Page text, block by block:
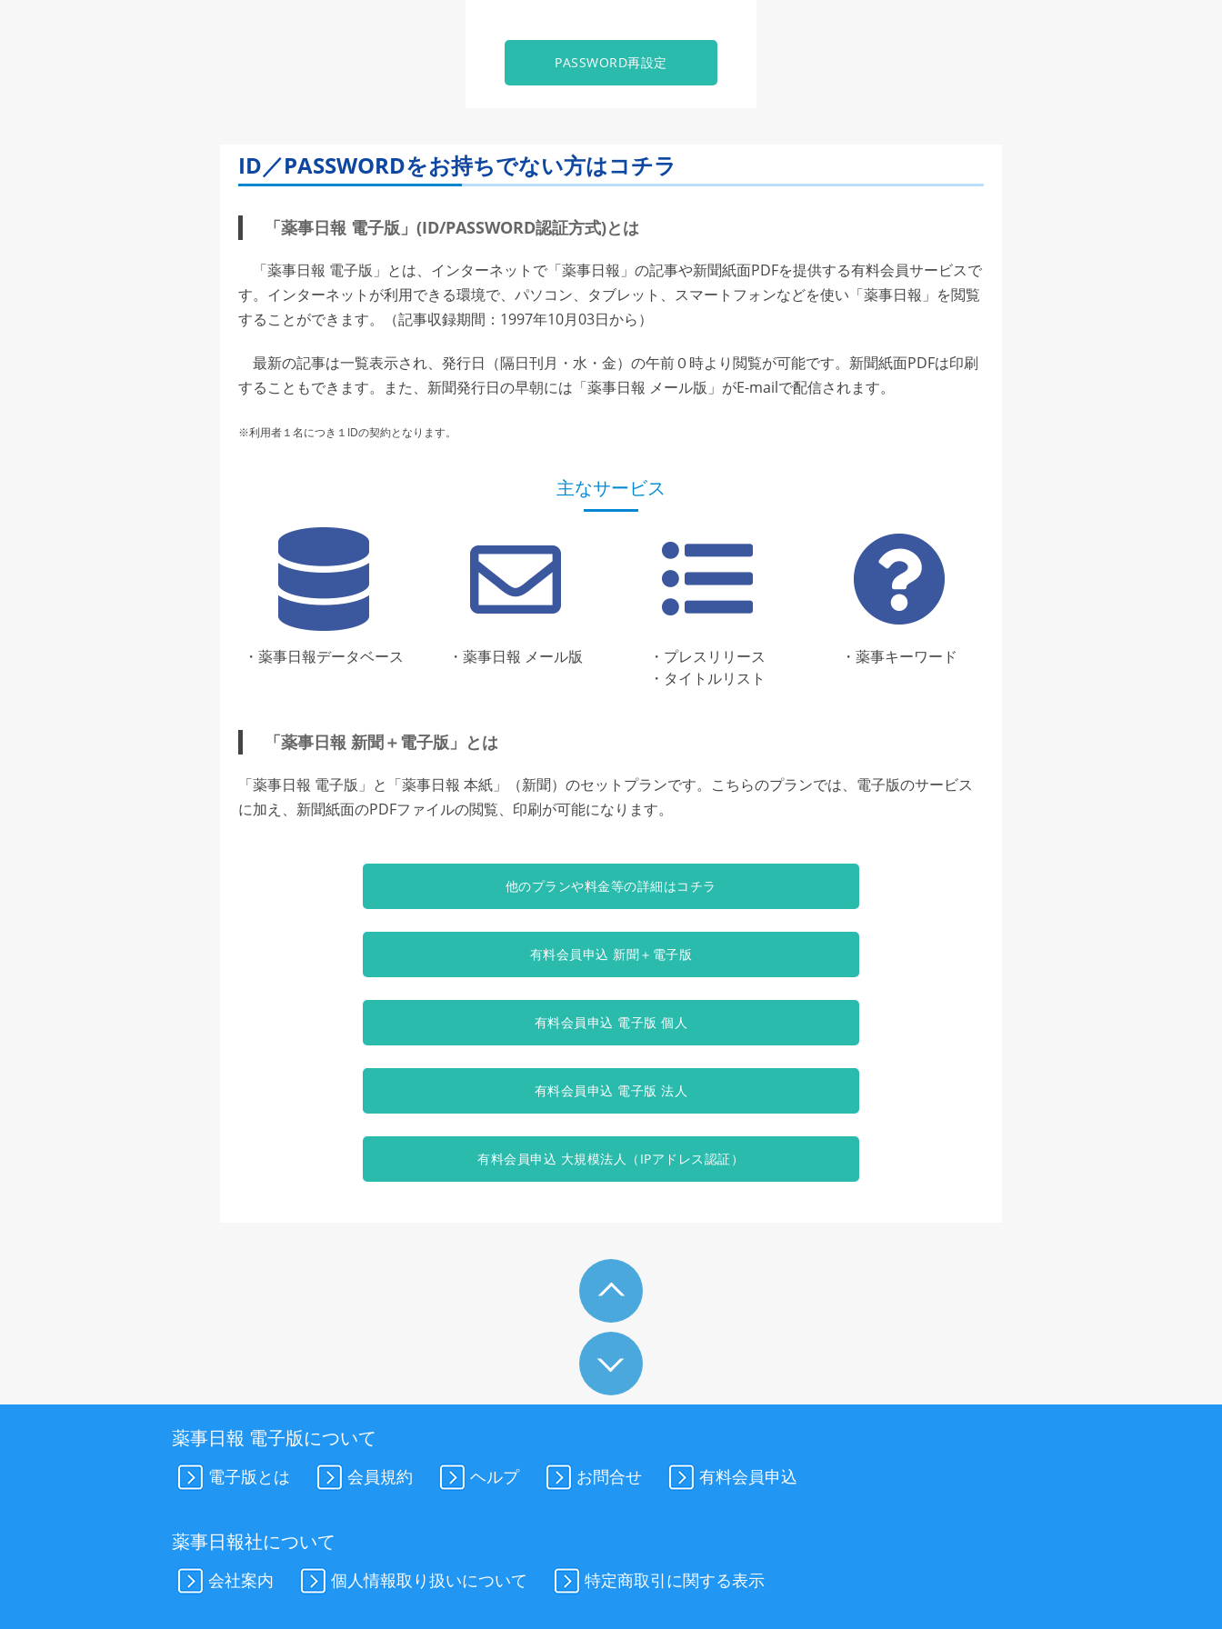
PASSWORD再設定
ID／PASSWORDをお持ちでない方はコチラ
「薬事日報 電子版」(ID/PASSWORD認証方式)とは
「薬事日報 電子版」とは、インターネットで「薬事日報」の記事や新聞紙面PDFを提供する有料会員サービスで
す。インターネットが利用できる環境で、パソコン、タブレット、スマートフォンなどを使い「薬事日報」を閲覧
することができます。（記事収録期間：1997年10月03日から）
最新の記事は一覧表示され、発行日（隔日刊月・水・金）の午前０時より閲覧が可能です。新聞紙面PDFは印刷
することもできます。また、新聞発行日の早朝には「薬事日報 メール版」がE-mailで配信されます。
※利用者１名につき１IDの契約となります。
主なサービス
・薬事日報データベース ・薬事日報 メール版
・プレスリリース
・タイトルリスト
・薬事キーワード
「薬事日報 新聞＋電子版」とは
「薬事日報 電子版」と「薬事日報 本紙」（新聞）のセットプランです。こちらのプランでは、電子版のサービス
に加え、新聞紙面のPDFファイルの閲覧、印刷が可能になります。
他のプランや料金等の詳細はコチラ
有料会員申込 新聞＋電子版
有料会員申込 電子版 個人
有料会員申込 電子版 法人
有料会員申込 大規模法人（IPアドレス認証）
薬事日報 電子版について
電子版とは 会員規約 ヘルプ お問合せ 有料会員申込
薬事日報社について
会社案内 個人情報取り扱いについて 特定商取引に関する表示